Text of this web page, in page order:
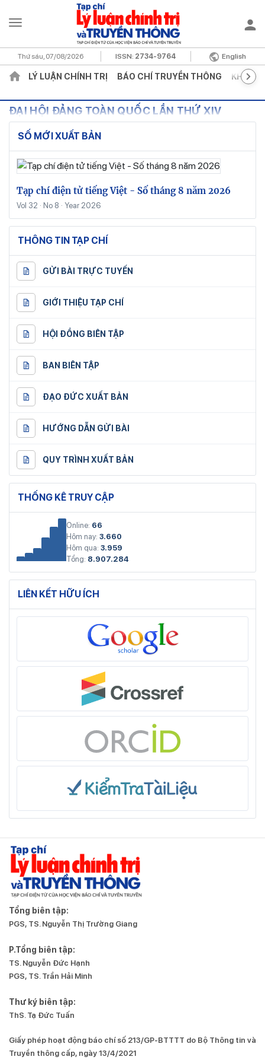
Thứ sáu, 07/08/2026 ISSN: 2734-9764 English
LÝ LUẬN CHÍNH TRỊ BÁO CHÍ TRUYỀN THÔNG KHOA
ĐẠI HỘI ĐẢNG TOÀN QUỐC LẦN THỨ XIV
SỐ MỚI XUẤT BẢN
Tạp chí điện tử tiếng Việt - Số tháng 8 năm 2026
Vol 32 · No 8 · Year 2026
THÔNG TIN TẠP CHÍ
GỬI BÀI TRỰC TUYẾN
GIỚI THIỆU TẠP CHÍ
HỘI ĐỒNG BIÊN TẬP
BAN BIÊN TẬP
ĐẠO ĐỨC XUẤT BẢN
HƯỚNG DẪN GỬI BÀI
QUY TRÌNH XUẤT BẢN
THỐNG KÊ TRUY CẬP
Online: 66
Hôm nay: 3.660
Hôm qua: 3.959
Tổng: 8.907.284
LIÊN KẾT HỮU ÍCH
Tổng biên tập:
PGS, TS. Nguyễn Thị Trường Giang
P.Tổng biên tập:
TS. Nguyễn Đức Hạnh
PGS, TS. Trần Hải Minh
Thư ký biên tập:
ThS. Tạ Đức Tuấn
Giấy phép hoạt động báo chí số 213/GP-BTTTT do Bộ Thông tin và
Truyền thông cấp, ngày 13/4/2021